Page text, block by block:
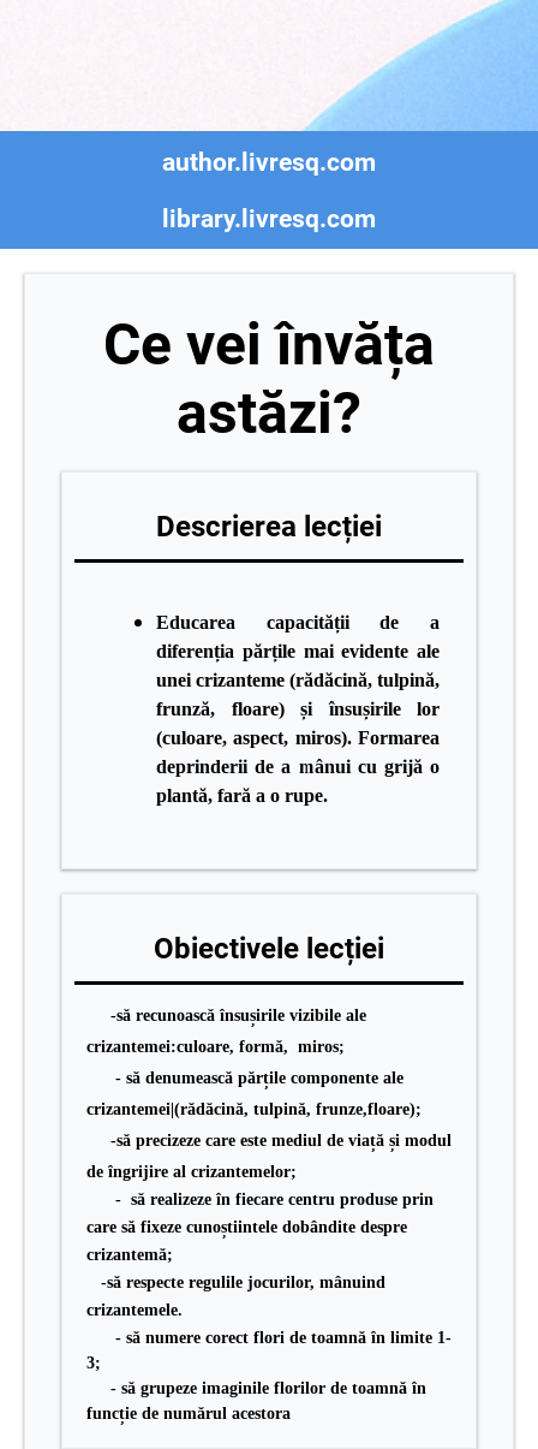
author.livresq.com
library.livresq.com
Ce vei învăța
astăzi?
Descrierea lecției
Educarea capacității de a
diferenția părțile mai evidente ale
unei crizanteme (rădăcină, tulpină,
frunză, floare) și însușirile lor
(culoare, aspect, miros). Formarea
deprinderii de a mânui cu grijă o
plantă, fară a o rupe.
Obiectivele lecției
-să recunoască însușirile vizibile ale
crizantemei:culoare, formă, miros;
- să denumească părțile componente ale
crizantemei|(rădăcină, tulpină, frunze,floare);
-să precizeze care este mediul de viață și modul
de îngrijire al crizantemelor;
- să realizeze în fiecare centru produse prin
care să fixeze cunoștiintele dobândite despre
crizantemă;
-să respecte regulile jocurilor, mânuind
crizantemele.
- să numere corect flori de toamnă în limite 1-
3;
- să grupeze imaginile florilor de toamnă în
funcție de numărul acestora